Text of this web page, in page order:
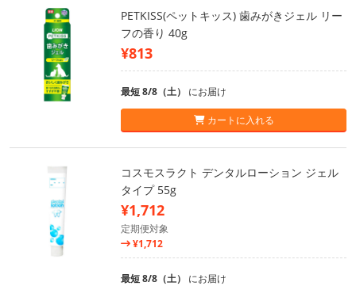
PETKISS(ペットキッス) 歯みがきジェル リー
フの香り 40g
¥813
最短 8/8（土） にお届け
カートに入れる
コスモスラクト デンタルローション ジェル
タイプ 55g
¥1,712
定期便対象
¥1,712
最短 8/8（土） にお届け